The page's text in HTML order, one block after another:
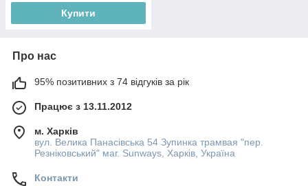
Купити
Про нас
95% позитивних з 74 відгуків за рік
Працює з 13.11.2012
м. Харків
вул. Велика Панасівська 54 Зупинка трамвая "пер.
Резніковський" маг. Sunways, Харків, Україна
Контакти